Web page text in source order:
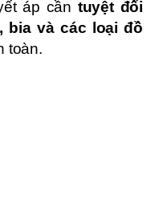
áp cần tuyệt đối
bia và các loại đồ
toàn.